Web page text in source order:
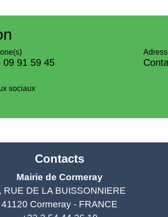
09 91 59 45
sociaux
Contacts
Mairie de Cormeray
RUE DE LA BUISSONNIERE
41120 Cormeray - FRANCE